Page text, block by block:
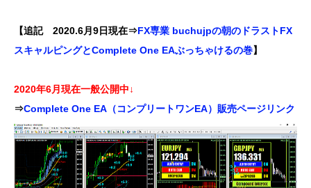
【追記 2020.6月9日現在⇒FX専業 buchujpの朝のドラストFX
スキャルピングとComplete One EAぶっちゃけるの巻】
2020年6月現在一般公開中↓
⇒Complete One EA（コンプリートワンEA）販売ページリンク